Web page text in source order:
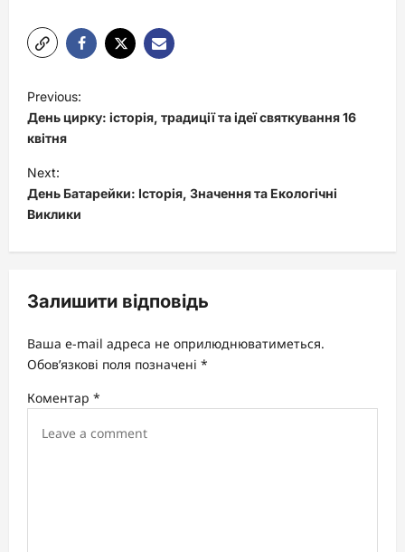
P
o
s
t
n
a
v
g
a
t
i
Previous:
День цирку: історія, традиції та ідеї святкування 16
квітня
Next:
День Батарейки: Історія, Значення та Екологічні
Виклики
Залишити відповідь
Ваша e-mail адреса не оприлюднюватиметься.
Обов’язкові поля позначені *
Коментар *